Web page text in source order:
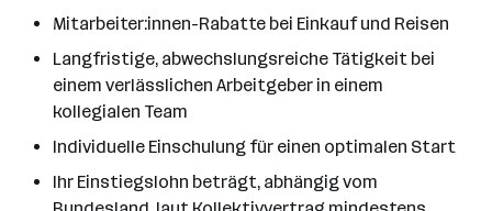
Mitarbeiter:innen-Rabatte bei Einkauf und Reisen
Langfristige, abwechslungsreiche Tätigkeit bei
einem verlässlichen Arbeitgeber in einem
kollegialen Team
Individuelle Einschulung für einen optimalen Start
Ihr Einstiegslohn beträgt, abhängig vom